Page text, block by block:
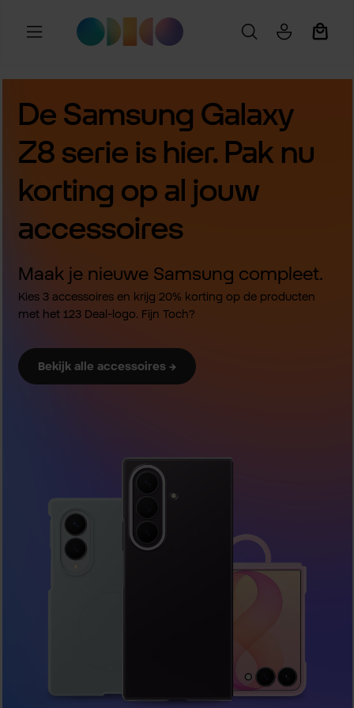
Ga naar de hoofdinhoud
De Samsung Galaxy
Z8 serie is hier. Pak nu
korting op al jouw
accessoires
Maak je nieuwe Samsung compleet.
Kies 3 accessoires en krijg 20% korting op de producten
met het 123 Deal-logo. Fijn Toch?
Bekijk alle accessoires →